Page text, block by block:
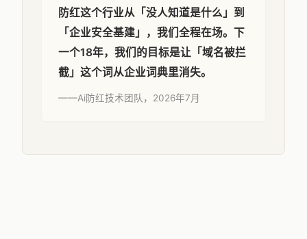
防红这个行业从「没人知道是什么」到
「企业安全基建」，我们全程在场。下
一个18年，我们的目标是让「域名被拦
截」这个词从企业词典里消失。
——Ai防红技术团队，2026年7月